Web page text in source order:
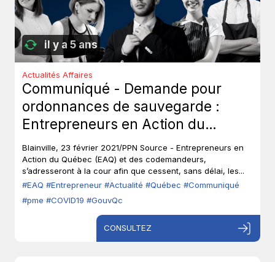
il y a 5 ans
Actualités Affaires
Communiqué - Demande pour
ordonnances de sauvegarde :
Entrepreneurs en Action du
Québec (EAQ) demande la fin des
mesures arbitraires.
Blainville, 23 février 2021/PPN Source - Entrepreneurs en
Action du Québec (EAQ) et des codemandeurs,
s’adresseront à la cour afin que cessent, sans délai, les...
#EAQ #Entrepreneur #Actualité #Québec #Communiqué
#pme #COVID19 #GouvQc
CONSULTEZ